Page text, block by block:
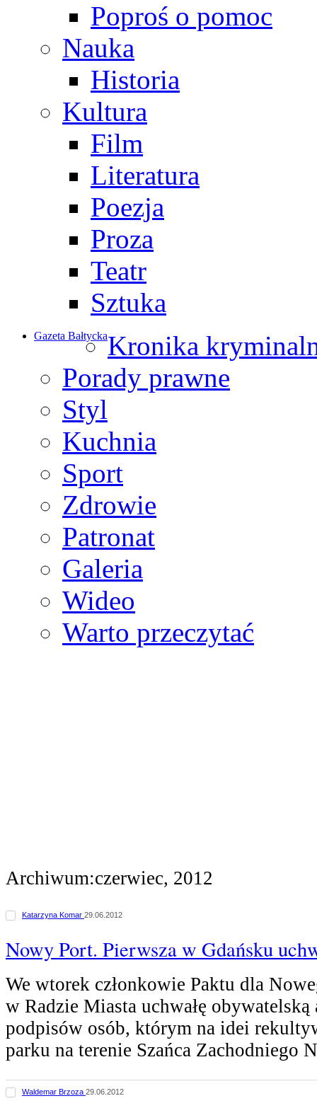
Poproś o pomoc
Nauka
Historia
Kultura
Film
Literatura
Poezja
Proza
Teatr
Sztuka
Gazeta BałtyckaKronika
Porady prawne
Styl
Kuchnia
Sport
Zdrowie
Patronat
Galeria
Wideo
Warto przeczytać
Archiwum:czerwiec, 2012
Katarzyna Komar 29.06.2012
Nowy Port. Pierwsza w Gdańsku
We wtorek członkowie Paktu dla
w Radzie Miasta uchwałę
podpisów osób, którym na idei
parku na terenie Szańca Zachodniego
Waldemar Brzoza 29.06.2012